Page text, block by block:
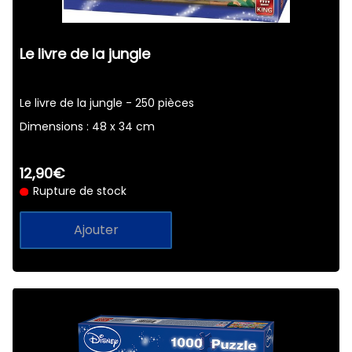
Rolife-3D
Le livre de la jungle
Le livre de la jungle - 250 pièces
Dimensions : 48 x 34 cm
12,90€
Rupture de stock
Ajouter